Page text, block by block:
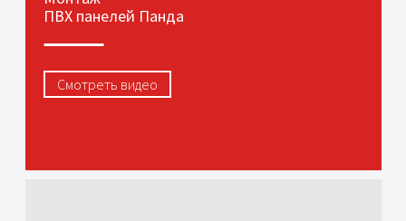
ПВХ панелей Панда
Смотреть видео